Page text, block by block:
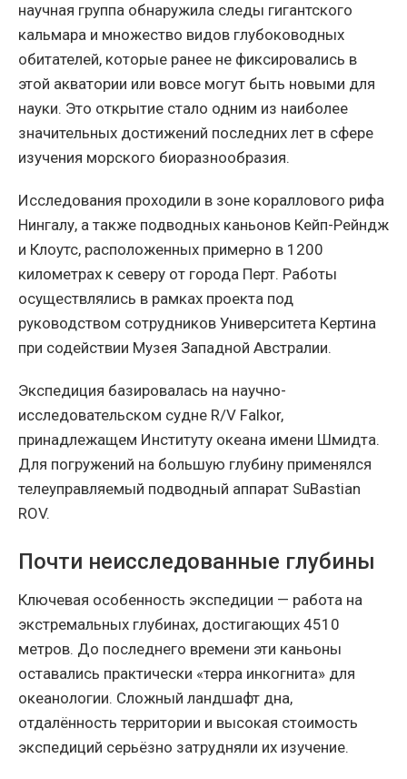
научная группа обнаружила следы гигантского
кальмара и множество видов глубоководных
обитателей, которые ранее не фиксировались в
этой акватории или вовсе могут быть новыми для
науки. Это открытие стало одним из наиболее
значительных достижений последних лет в сфере
изучения морского биоразнообразия.
Исследования проходили в зоне кораллового рифа
Нингалу, а также подводных каньонов Кейп-Рейндж
и Клоутс, расположенных примерно в 1200
километрах к северу от города Перт. Работы
осуществлялись в рамках проекта под
руководством сотрудников Университета Кертина
при содействии Музея Западной Австралии.
Экспедиция базировалась на научно-
исследовательском судне R/V Falkor,
принадлежащем Институту океана имени Шмидта.
Для погружений на большую глубину применялся
телеуправляемый подводный аппарат SuBastian
ROV.
Почти неисследованные глубины
Ключевая особенность экспедиции — работа на
экстремальных глубинах, достигающих 4510
метров. До последнего времени эти каньоны
оставались практически «терра инкогнита» для
океанологии. Сложный ландшафт дна,
отдалённость территории и высокая стоимость
экспедиций серьёзно затрудняли их изучение.